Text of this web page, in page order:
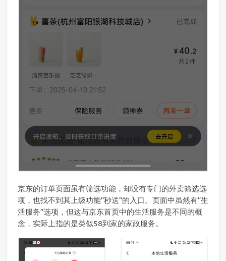
京东的订单页面虽有筛选功能，却没有专门的外卖筛选选
项，也找不到其上级功能”秒送”的入口。页面中虽然有”生
活服务”选项，但这与京东首页中的生活服务是不同的概
念，实际上指的是类似58到家的家政服务。